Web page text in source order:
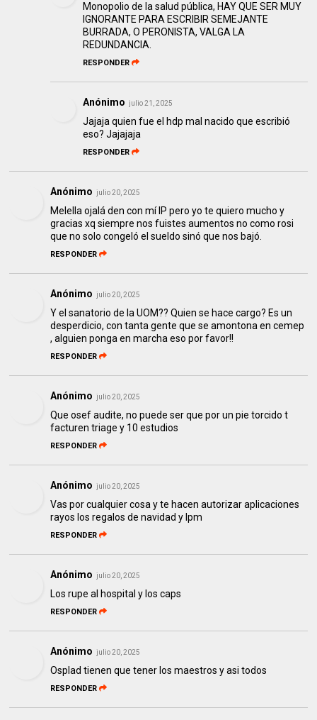
Monopolio de la salud pública, HAY QUE SER MUY
IGNORANTE PARA ESCRIBIR SEMEJANTE
BURRADA, O PERONISTA, VALGA LA
REDUNDANCIA.
RESPONDER
Anónimo julio 21, 2025
Jajaja quien fue el hdp mal nacido que escribió
eso? Jajajaja
RESPONDER
Anónimo julio 20, 2025
Melella ojalá den con mí IP pero yo te quiero mucho y
gracias xq siempre nos fuistes aumentos no como rosi
que no solo congeló el sueldo sinó que nos bajó.
RESPONDER
Anónimo julio 20, 2025
Y el sanatorio de la UOM?? Quien se hace cargo? Es un
desperdicio, con tanta gente que se amontona en cemep
, alguien ponga en marcha eso por favor!!
RESPONDER
Anónimo julio 20, 2025
Que osef audite, no puede ser que por un pie torcido t
facturen triage y 10 estudios
RESPONDER
Anónimo julio 20, 2025
Vas por cualquier cosa y te hacen autorizar aplicaciones
rayos los regalos de navidad y lpm
RESPONDER
Anónimo julio 20, 2025
Los rupe al hospital y los caps
RESPONDER
Anónimo julio 20, 2025
Osplad tienen que tener los maestros y asi todos
RESPONDER